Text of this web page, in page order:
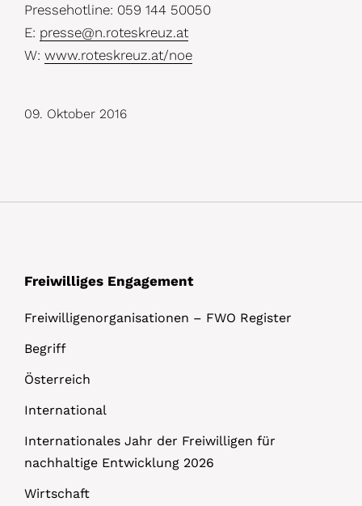
Pressehotline: 059 144 50050
E: presse@n.roteskreuz.at
W: www.roteskreuz.at/noe
09. Oktober 2016
Freiwilliges Engagement
Freiwilligenorganisationen – FWO Register
Begriff
Österreich
International
Internationales Jahr der Freiwilligen für
nachhaltige Entwicklung 2026
Wirtschaft